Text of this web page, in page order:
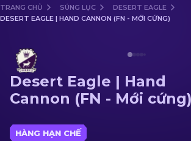
Tầm trung
Súng trường
Súng trường Bắn tỉa
TRANG CHỦ SÚNG LỤC
DESERT EAGLE
DESERT EAGLE | HAND CANNON (FN - MỚI CỨNG)
Desert Eagle | Hand
Cannon (FN - Mới cứng)
HÀNG HẠN CHẾ